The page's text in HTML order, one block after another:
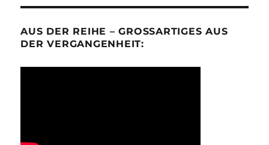
AUS DER REIHE – GROSSARTIGES AUS D
ER VERGANGENHEIT: